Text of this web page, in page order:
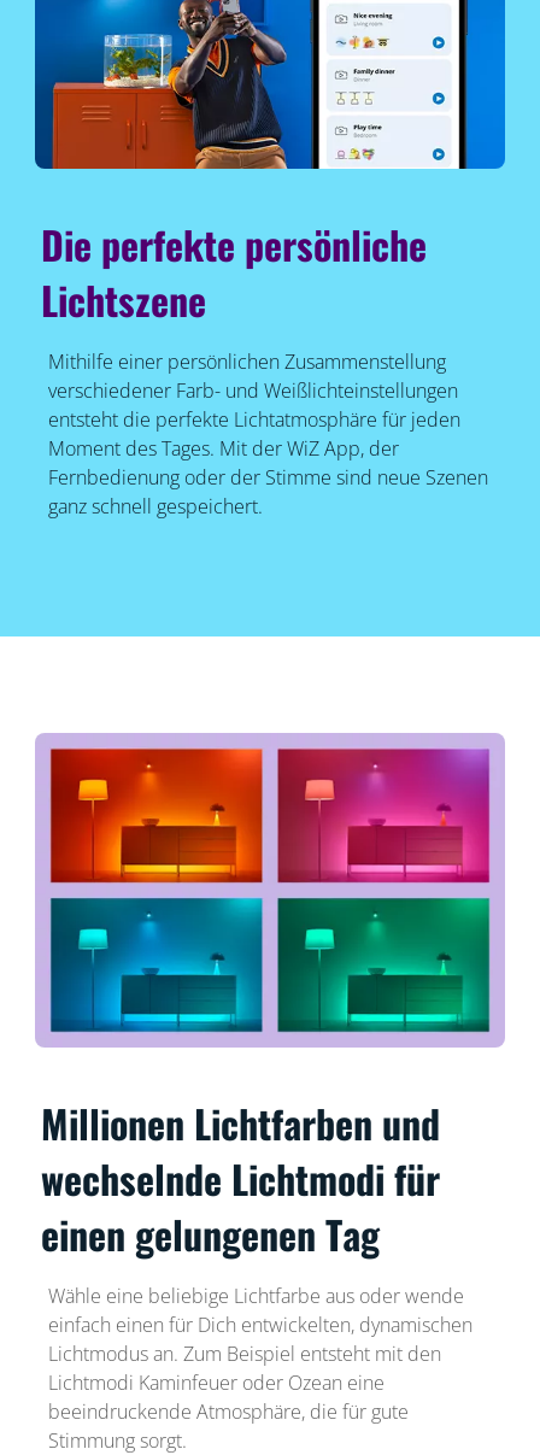
Die perfekte persönliche
Lichtszene
Mithilfe einer persönlichen Zusammenstellung
verschiedener Farb- und Weißlichteinstellungen
entsteht die perfekte Lichtatmosphäre für jeden
Moment des Tages. Mit der WiZ App, der
Fernbedienung oder der Stimme sind neue Szenen
ganz schnell gespeichert.
Millionen Lichtfarben und
wechselnde Lichtmodi für
einen gelungenen Tag
Wähle eine beliebige Lichtfarbe aus oder wende
einfach einen für Dich entwickelten, dynamischen
Lichtmodus an. Zum Beispiel entsteht mit den
Lichtmodi Kaminfeuer oder Ozean eine
beeindruckende Atmosphäre, die für gute
Stimmung sorgt.